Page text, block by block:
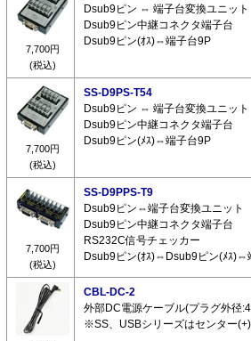
7,700円
(税込)
Dsub9ピン ⇔ 端子台変換ユニット
Dsub9ピン中継コネクタ端子台
Dsub9ピン(ｵｽ)⇔端子台9P
7,700円
(税込)
SS-D9PS-T54
Dsub9ピン ⇔ 端子台変換ユニット
Dsub9ピン中継コネクタ端子台
Dsub9ピン(ﾒｽ)⇔端子台9P
7,700円
(税込)
SS-D9PPS-T9
Dsub9ピン⇔端子台変換ユニット
Dsub9ピン中継コネクタ端子台
RS232C信号チェッカー
Dsub9ピン(ｵｽ)⇔Dsub9ピン(ﾒｽ)⇔
CBL-DC-2
外部DC電源ケーブル(プラグ外径
※SS、USBシリーズはセンター(+)